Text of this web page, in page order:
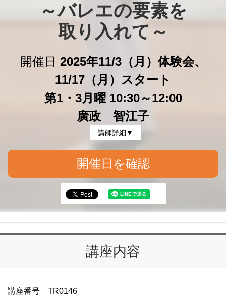
～バレエの要素を
取り入れて～
開催日 2025年11/3（月）体験会、
11/17（月）スタート
第1・3月曜 10:30～12:00
廣政 智江子
講師詳細▼
開催日を確認
講座内容
講座番号 TR0146